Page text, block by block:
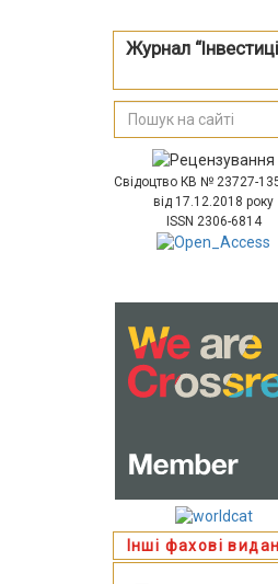
Журнал
Свідоцтво КВ № 23727-
від 17.12.2018 року
ISSN 2306-6814
Інші фахові